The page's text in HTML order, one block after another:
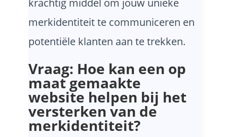
krachtig middel om jouw unieke
merkidentiteit te communiceren en
potentiële klanten aan te trekken.
Vraag: Hoe kan een op
maat gemaakte
website helpen bij het
versterken van de
merkidentiteit?